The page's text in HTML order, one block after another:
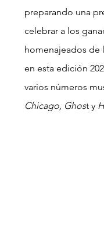
preparando una
celebrar a los
homenajeados de
en esta edición
varios números
Chicago, Ghost y